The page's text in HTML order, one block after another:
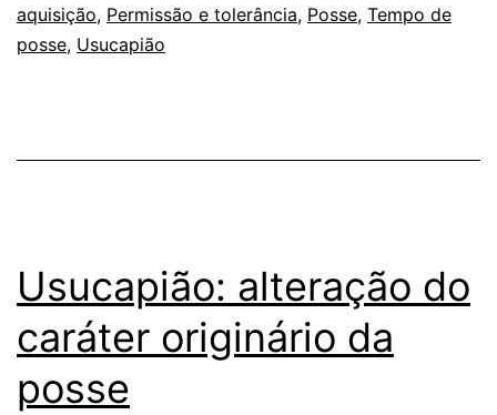
aquisição, Permissão e tolerância, Posse, Tempo de
posse, Usucapião
Usucapião: alteração do
caráter originário da
posse